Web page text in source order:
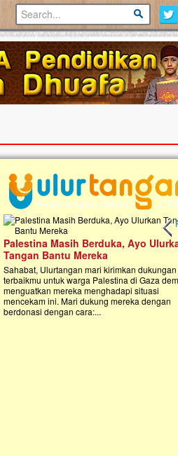
Palestina Masih Berduka, Ayo
Tangan Bantu Mereka
Sahabat, Ulurtangan mari kirimkan dukungan
terbaikmu untuk warga Palestina di Gaza
menguatkan mereka menghadapi situasi
mencekam ini. Mari dukung mereka dengan
berdonasi dengan cara:...